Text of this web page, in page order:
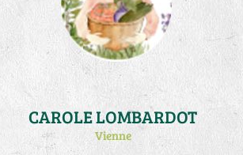
travers les graines !
CAROLE LOMBARDOT
Vienne